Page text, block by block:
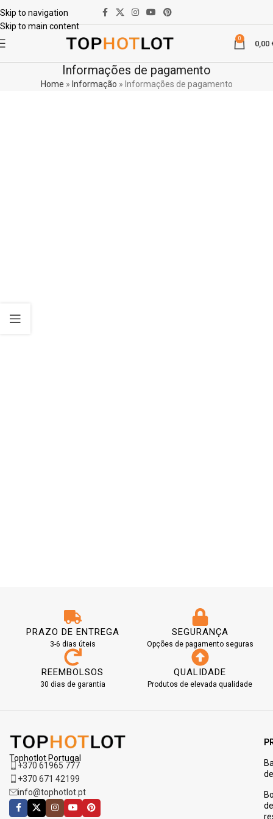
Skip to navigation
Skip to main content
0
0,00
Informações de pagamento
Home » Informação » Informações de pagamento
PRAZO DE ENTREGA
3-6 dias úteis
SEGURANÇA
Opções de pagamento seguras
REEMBOLSOS
30 dias de garantia
QUALIDADE
Produtos de elevada qualidade
Tophotlot Portugal
+370 61965 777
+370 671 42199
info@tophotlot.pt
de